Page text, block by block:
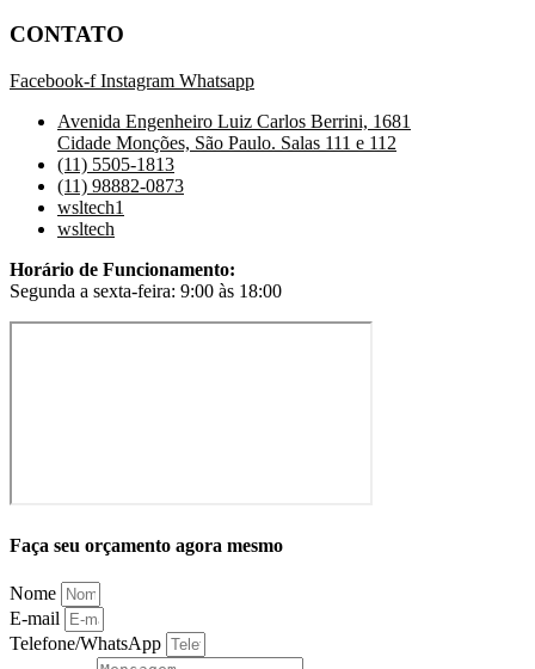
CONTATO
Facebook-f Instagram Whatsapp
Avenida Engenheiro Luiz Carlos Berrini, 1681
Cidade Monções, São Paulo. Salas 111 e 112
(11) 5505-1813
(11) 98882-0873
wsltech1
wsltech
Horário de Funcionamento:
Segunda a sexta-feira: 9:00 às 18:00
Faça seu orçamento agora mesmo
Nome
E-mail
Telefone/WhatsApp